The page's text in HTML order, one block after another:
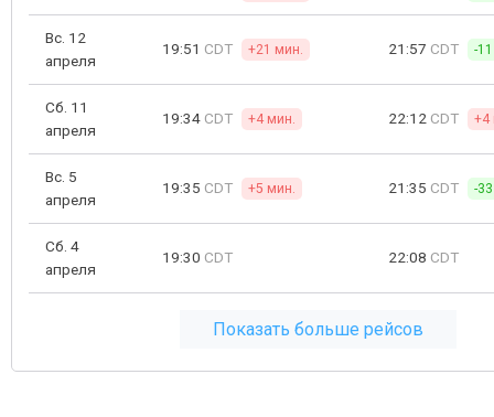
Вс. 12
апреля
19:51 CDT +21 мин. 21:57 CDT -
Сб. 11
апреля
19:34 CDT +4 мин. 22:12 CDT +4
Вс. 5
апреля
19:35 CDT +5 мин. 21:35 CDT -
Сб. 4
апреля
19:30 CDT 22:08 CDT
Показать больше рейсов